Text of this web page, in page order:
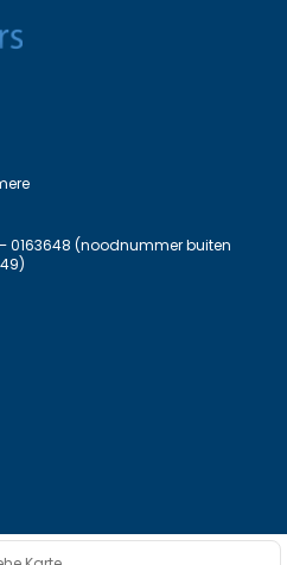
0163648 (noodnummer buiten